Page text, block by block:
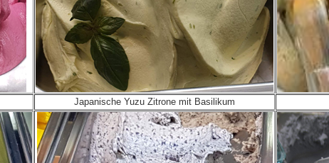
Japanische Yuzu Zitrone mit Basilikum